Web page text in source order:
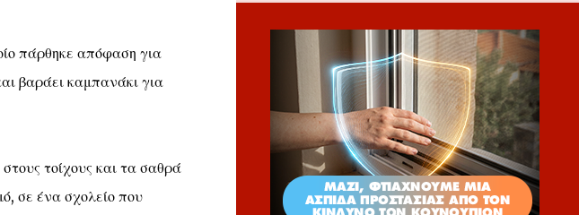
πάρθηκε απόφαση για
βαράει καμπανάκι για
τοίχους και τα σαθρά
σε ένα σχολείο που